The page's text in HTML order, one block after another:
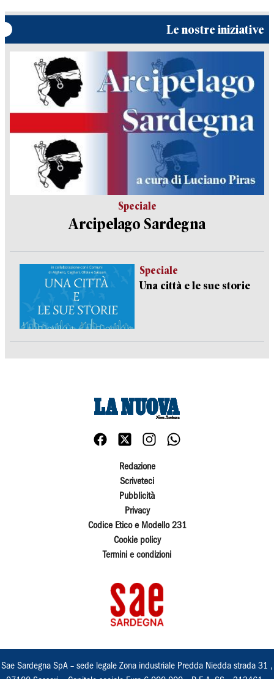
Le nostre iniziative
Speciale
Arcipelago Sardegna
Speciale
Una città e le sue storie
Redazione
Scriveteci
Pubblicità
Privacy
Codice Etico e Modello 231
Cookie policy
Termini e condizioni
Sae Sardegna SpA – sede legale Zona industriale Predda Niedda strada 31 ,